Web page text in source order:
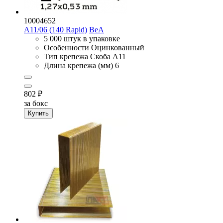
10004652
A11/06 (140 Rapid) BeA
5 000 штук в упаковке
Особенности Оцинкованный
Тип крепежа Скоба A11
Длина крепежа (мм) 6
802 ₽
за бокс
Купить